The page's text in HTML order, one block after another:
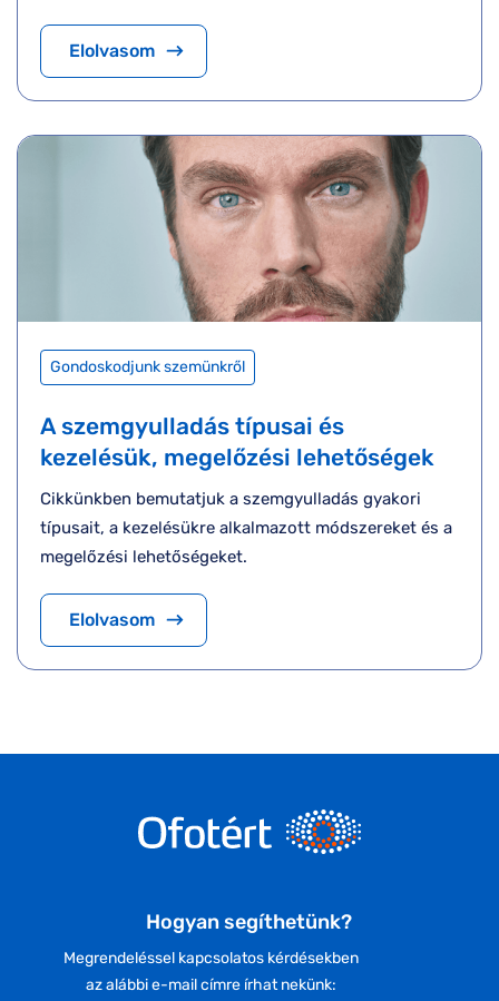
Elolvasom
Gondoskodjunk szemünkről
A szemgyulladás típusai és
kezelésük, megelőzési lehetőségek
Cikkünkben bemutatjuk a szemgyulladás gyakori
típusait, a kezelésükre alkalmazott módszereket és a
megelőzési lehetőségeket.
Elolvasom
Hogyan segíthetünk?
Megrendeléssel kapcsolatos kérdésekben
az alábbi e-mail címre írhat nekünk: